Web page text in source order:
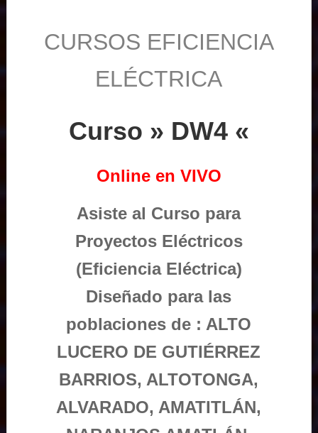
CURSOS EFICIENCIA
ELÉCTRICA
Curso » DW4 «
Online en VIVO
Asiste al Curso para
Proyectos Eléctricos
(Eficiencia Eléctrica)
Diseñado para las
poblaciones de : ALTO
LUCERO DE GUTIÉRREZ
BARRIOS, ALTOTONGA,
ALVARADO, AMATITLÁN,